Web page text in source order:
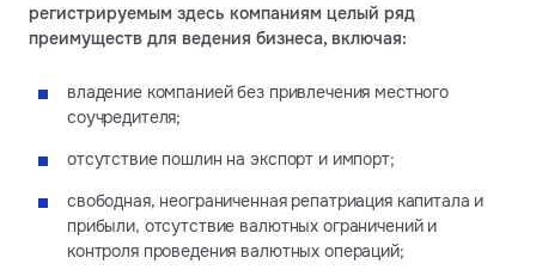
регистрируемым здесь компаниям целый ряд
преимуществ для ведения бизнеса, включая:
владение компанией без привлечения местного
соучредителя;
отсутствие пошлин на экспорт и импорт;
свободная, неограниченная репатриация капитала и
прибыли, отсутствие валютных ограничений и
контроля проведения валютных операций;